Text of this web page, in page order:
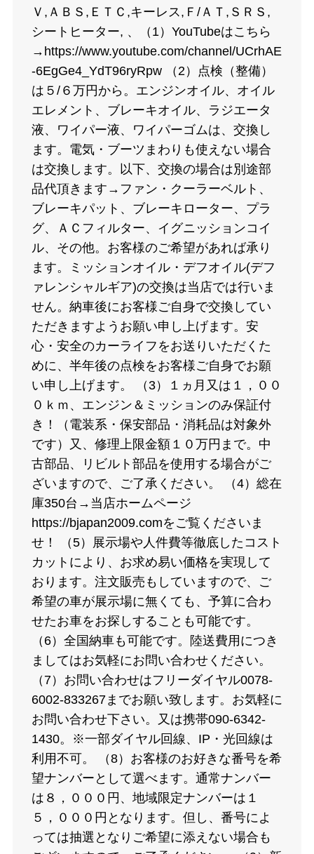
Ｖ,ＡＢＳ,ＥＴＣ,キーレス,Ｆ/ＡＴ,ＳＲＳ,
シートヒーター, 、（1）YouTubeはこちら
→https://www.youtube.com/channel/UCrhAE
-6EgGe4_YdT96ryRpw （2）点検（整備）
は５/６万円から。エンジンオイル、オイル
エレメント、ブレーキオイル、ラジエータ
液、ワイパー液、ワイパーゴムは、交換し
ます。電気・ブーツまわりも使えない場合
は交換します。以下、交換の場合は別途部
品代頂きます→ファン・クーラーベルト、
ブレーキパット、ブレーキローター、プラ
グ、ＡＣフィルター、イグニッションコイ
ル、その他。お客様のご希望があれば承り
ます。ミッションオイル・デフオイル(デフ
ァレンシャルギア)の交換は当店では行いま
せん。納車後にお客様ご自身で交換してい
ただきますようお願い申し上げます。安
心・安全のカーライフをお送りいただくた
めに、半年後の点検をお客様ご自身でお願
い申し上げます。 （3）１ヵ月又は１，００
０ｋｍ、エンジン＆ミッションのみ保証付
き！（電装系・保安部品・消耗品は対象外
です）又、修理上限金額１０万円まで。中
古部品、リビルト部品を使用する場合がご
ざいますので、ご了承ください。 （4）総在
庫350台→当店ホームページ
https://bjapan2009.comをご覧くださいま
せ！ （5）展示場や人件費等徹底したコスト
カットにより、お求め易い価格を実現して
おります。注文販売もしていますので、ご
希望の車が展示場に無くても、予算に合わ
せたお車をお探しすることも可能です。
（6）全国納車も可能です。陸送費用につき
ましてはお気軽にお問い合わせください。
（7）お問い合わせはフリーダイヤル0078-
6002-833267までお願い致します。お気軽に
お問い合わせ下さい。又は携帯090-6342-
1430。※一部ダイヤル回線、IP・光回線は
利用不可。 （8）お客様のお好きな番号を希
望ナンバーとして選べます。通常ナンバー
は８，０００円、地域限定ナンバーは１
５，０００円となります。但し、番号によ
っては抽選となりご希望に添えない場合も